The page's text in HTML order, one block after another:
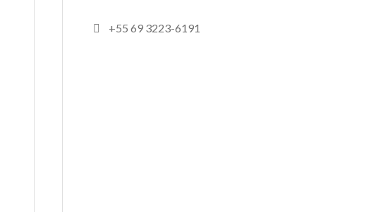
+55 69 3223-6191